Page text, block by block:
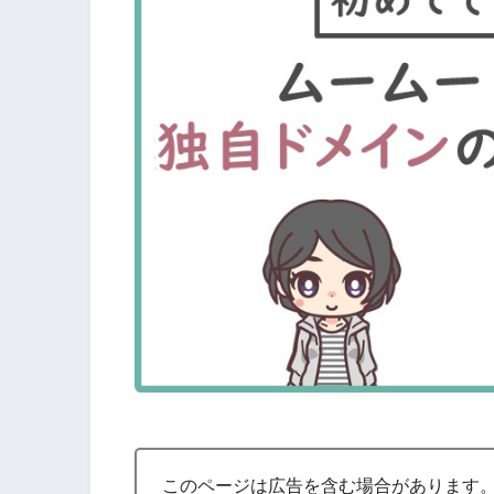
このページは広告を含む場合があります